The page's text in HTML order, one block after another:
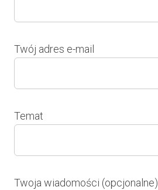
Twój adres e-mail
Temat
Twoja wiadomości (opcjonalne)